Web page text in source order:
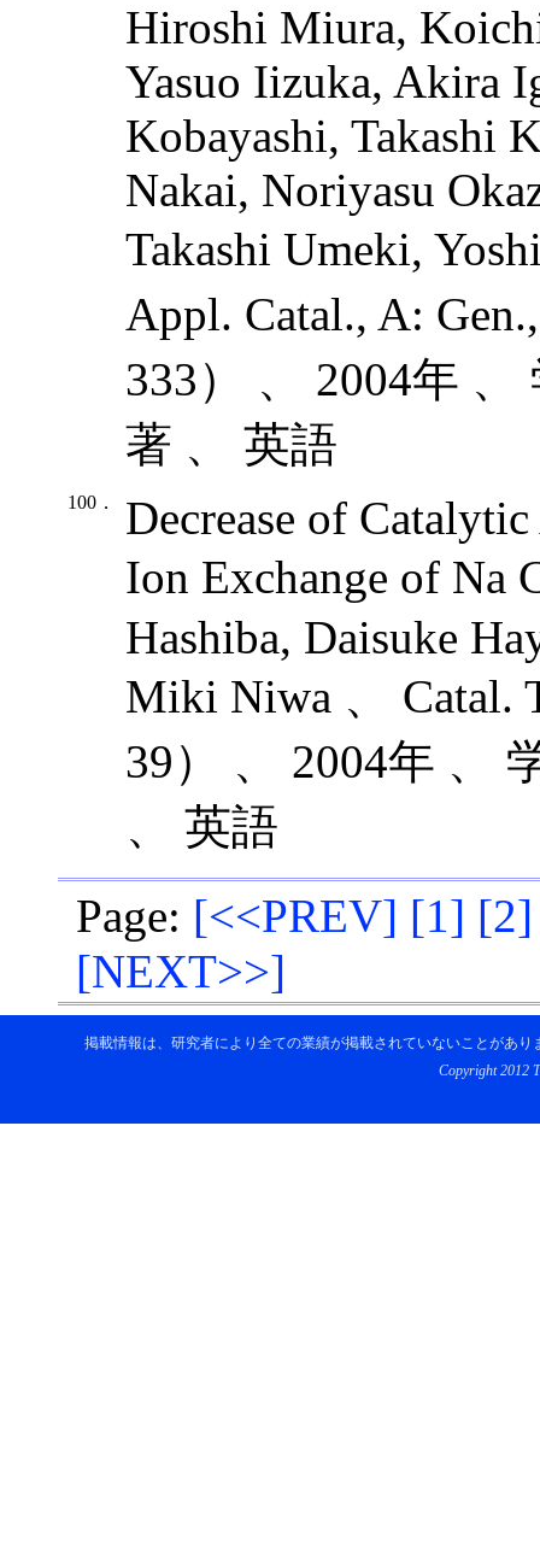
Hiroshi Miura,
Yasuo Iizuka, Akira
Kobayashi, Takashi
Nakai, Noriyasu
Takashi Umeki,
Appl. Catal., A:
333） 、 2004年
著 、 英語
100．
Decrease of
Ion Exchange of Na
Hashiba, Daisuke
Miki Niwa 、 Catal.
39） 、 2004年 、
、 英語
Page: [<<PREV] [1] [2]
[NEXT>>]
掲載情報は、研究者により全ての業績が掲載されていないことがあり
Copyright 2012